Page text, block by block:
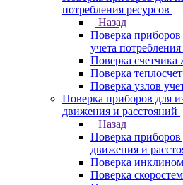
потребления ресурсов
Назад
Поверка приборов
учета потребления
Поверка счетчика
Поверка
Поверка узлов
Поверка приборов для
движения и расстояний
Назад
Поверка приборов
движения и
Поверка
Поверка